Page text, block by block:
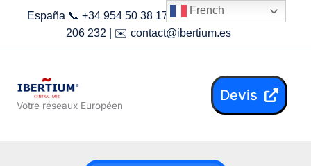
España 📞 +34 954 50 38 17 | Maroc 📞 +212 619
206 232 | ✉️ contact@ibertium.es
Votre réseaux Européen
Devis
French